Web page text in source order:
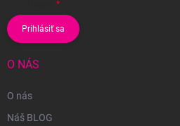
Prihlásiť sa
O NÁS
O nás
Náš BLOG